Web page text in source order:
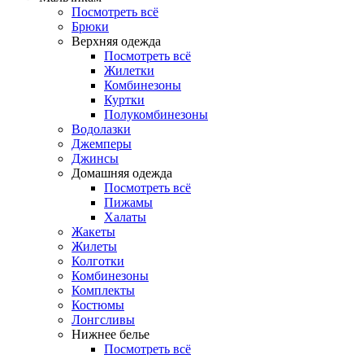
Посмотреть всё
Брюки
Верхняя одежда
Посмотреть всё
Жилетки
Комбинезоны
Куртки
Полукомбинезоны
Водолазки
Джемперы
Джинсы
Домашняя одежда
Посмотреть всё
Пижамы
Халаты
Жакеты
Жилеты
Колготки
Комбинезоны
Комплекты
Костюмы
Лонгсливы
Нижнее белье
Посмотреть всё